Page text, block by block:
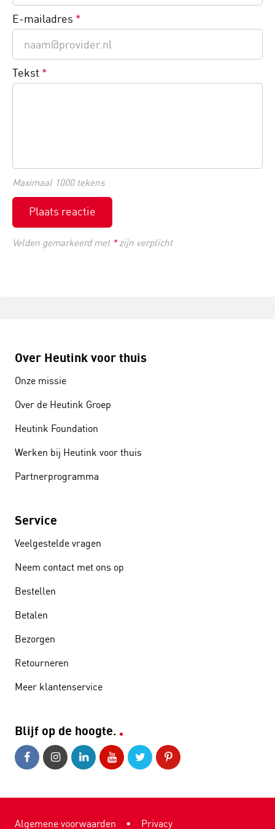
E-mailadres *
Tekst *
Maximaal 1000 tekens
Plaats reactie
Velden gemarkeerd met *zijn verplicht
Over Heutink voor thuis
Onze missie
Over de Heutink Groep
Heutink Foundation
Werken bij Heutink voor thuis
Partnerprogramma
Service
Veelgestelde vragen
Neem contact met ons op
Bestellen
Betalen
Bezorgen
Retourneren
Meer klantenservice
Blijf op de hoogte.
Algemene voorwaarden • Privacy